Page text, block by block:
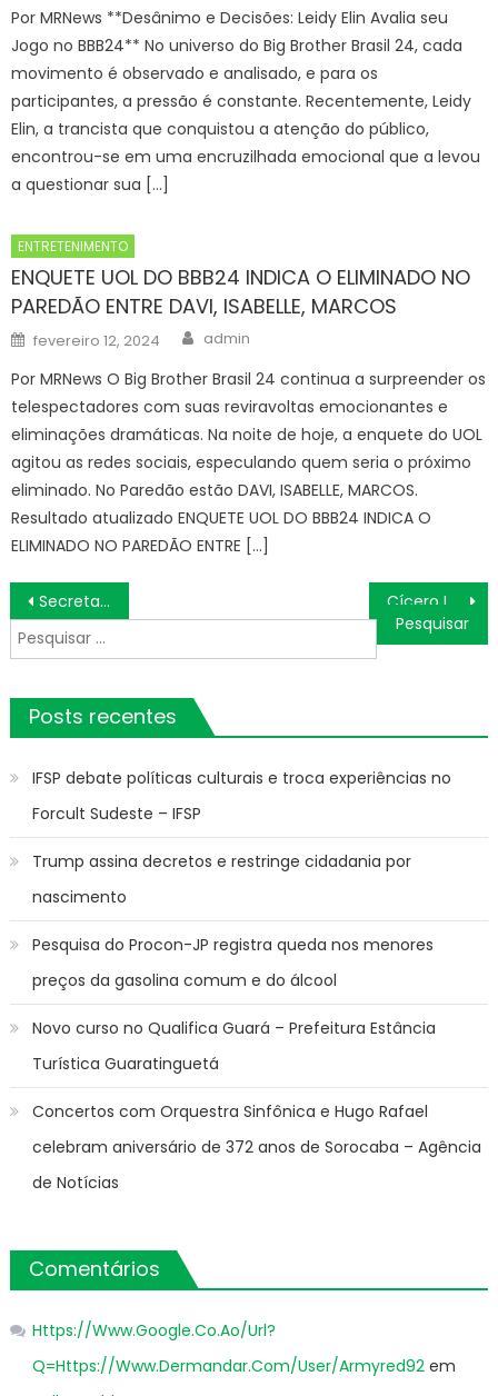
Por MRNews **Desânimo e Decisões: Leidy Elin Avalia seu
Jogo no BBB24** No universo do Big Brother Brasil 24, cada
movimento é observado e analisado, e para os
participantes, a pressão é constante. Recentemente, Leidy
Elin, a trancista que conquistou a atenção do público,
encontrou-se em uma encruzilhada emocional que a levou
a questionar sua […]
ENTRETENIMENTO
ENQUETE UOL DO BBB24 INDICA O ELIMINADO NO
PAREDÃO ENTRE DAVI, ISABELLE, MARCOS
Posted
on
fevereiro 12, 2024 Author
admin
Por MRNews O Big Brother Brasil 24 continua a surpreender os
telespectadores com suas reviravoltas emocionantes e
eliminações dramáticas. Na noite de hoje, a enquete do UOL
agitou as redes sociais, especulando quem seria o próximo
eliminado. No Paredão estão DAVI, ISABELLE, MARCOS.
Resultado atualizado ENQUETE UOL DO BBB24 INDICA O
ELIMINADO NO PAREDÃO ENTRE […]
Navegação
de
Post
Secretaria de Segurança e Mobilidade Urbana realiza ação educativa para o trânsito – Prefeitura Estância Turística Guaratinguetá
Pesquisar
por:
Posts recentes
IFSP debate políticas culturais e troca experiências no
Forcult Sudeste – IFSP
Trump assina decretos e restringe cidadania por
nascimento
Pesquisa do Procon-JP registra queda nos menores
preços da gasolina comum e do álcool
Novo curso no Qualifica Guará – Prefeitura Estância
Turística Guaratinguetá
Concertos com Orquestra Sinfônica e Hugo Rafael
celebram aniversário de 372 anos de Sorocaba – Agência
de Notícias
Comentários
Https://Www.Google.Co.Ao/Url?
Q=Https://Www.Dermandar.Com/User/Armyred92em